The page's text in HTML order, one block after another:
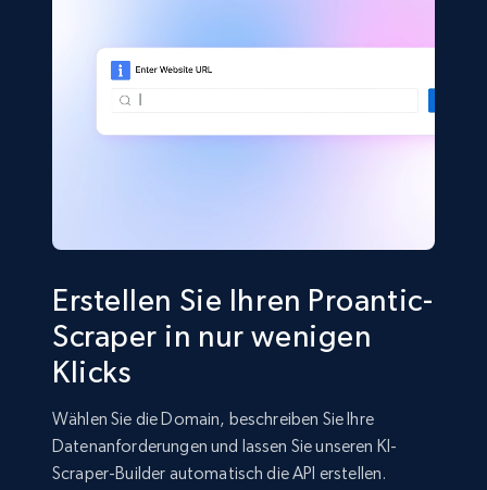
Erstellen Sie Ihren Proantic-
Scraper in nur wenigen
Klicks
Wählen Sie die Domain, beschreiben Sie Ihre
Datenanforderungen und lassen Sie unseren KI-
Scraper-Builder automatisch die API erstellen.